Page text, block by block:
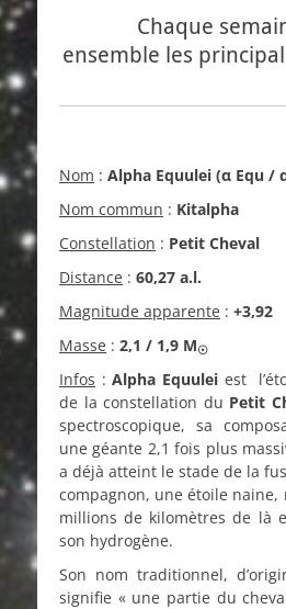
Chaque
ensemble les
Nom : Alpha Equulei (α Equ /
Nom commun : Kitalpha
Constellation : Petit Cheval
Distance : 60,27 a.l.
Magnitude apparente : +3,92
Masse : 2,1 / 1,9 M☉
Infos :Alpha Equulei est
de la constellation du Petit
spectroscopique, sa
une géante 2,1 fois plus
a déjà atteint le stade de la
compagnon, une étoile naine,
millions de kilomètres de là
son hydrogène.
Son nom traditionnel,
signifie « une partie du